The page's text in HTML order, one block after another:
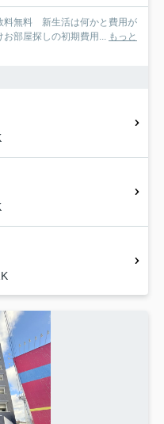
料無料 新生活は何かと費用が
部屋探しの初期費用...
もっと